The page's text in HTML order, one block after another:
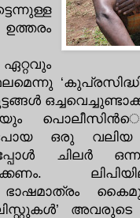
ഒരു വലിയ
ചിലര്‍
അവരുടെ